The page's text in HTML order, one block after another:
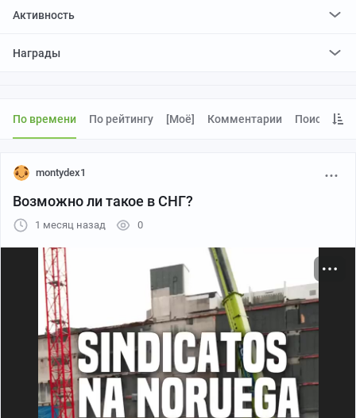
Активность
отредактировал
Награды
По времени По рейтингу [моё] Комментарии Поиск
montydex1
Возможно ли такое в СНГ?
1 месяц назад 0